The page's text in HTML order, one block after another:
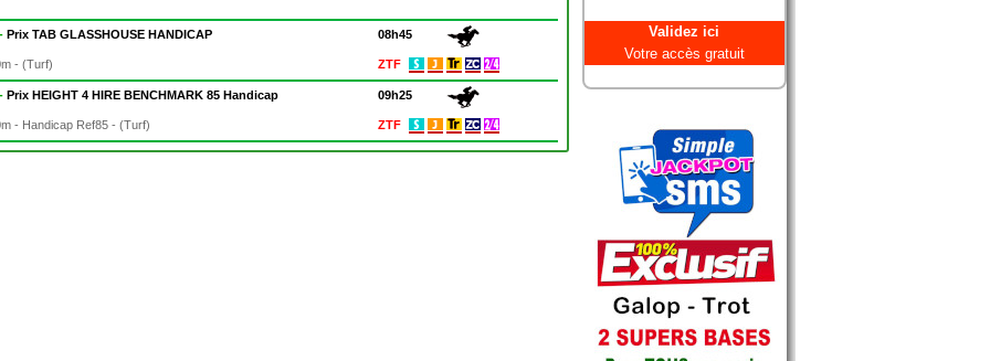
-Prix TAB GLASSHOUSE HANDICAP 08h45
- (Turf) ZTF
-Prix HEIGHT 4 HIRE BENCHMARK 85 Handicap 09h25
- Handicap Ref85 - (Turf) ZTF
Validez ici
Votre accès gratuit